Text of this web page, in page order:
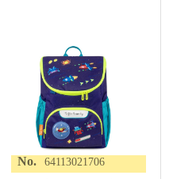
No. 64113021706